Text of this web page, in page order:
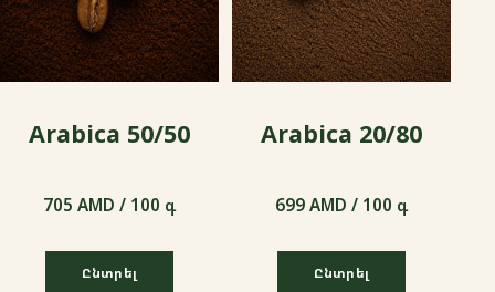
Arabica 50/50
705 AMD / 100 գ
Ընտրել
Arabica 20/80
699 AMD / 100 գ
Ընտրել